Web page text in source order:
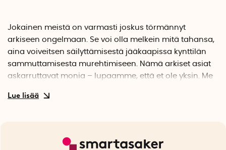
Jokainen meistä on varmasti joskus törmännyt
arkiseen ongelmaan. Se voi olla melkein mitä tahansa,
aina voiveitsen säilyttämisestä jääkaapissa kynttilän
sammuttamisesta murehtimiseen. Nämä arkiset asiat
askarruttavat monia – lupaamme, että et ole yksin. Me
turhautumisen monta kertaa ja päätimme tehdä
kasvaneet ja ylläpitäneet saman toimintamme